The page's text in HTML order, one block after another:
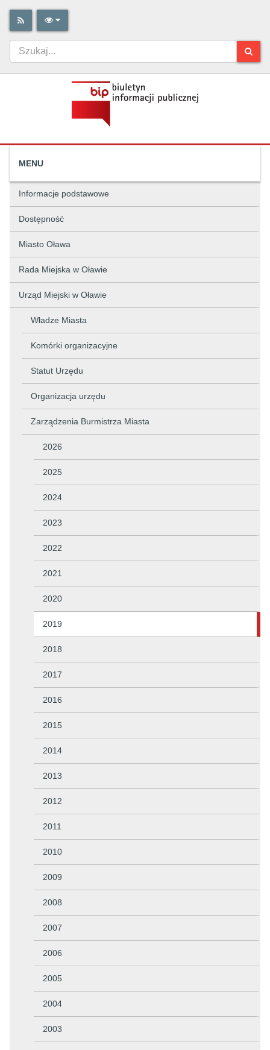
MENU
Informacje podstawowe
Dostępność
Miasto Oława
Rada Miejska w Oławie
Urząd Miejski w Oławie
Władze Miasta
Komórki organizacyjne
Statut Urzędu
Organizacja urzędu
Zarządzenia Burmistrza Miasta
2026
2025
2024
2023
2022
2021
2020
2019
2018
2017
2016
2015
2014
2013
2012
2011
2010
2009
2008
2007
2006
2005
2004
2003